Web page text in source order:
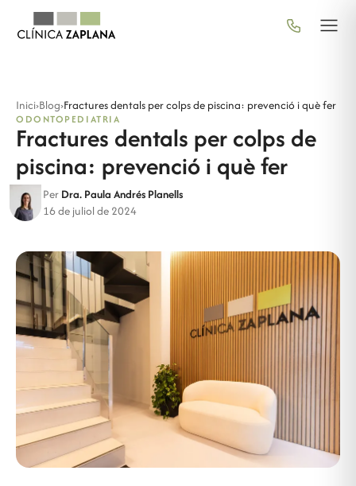
Inici›Blog›Fractures dentals per colps de piscina: prevenció i què fer
ODONTOPEDIATRIA
Fractures dentals per colps de
piscina: prevenció i què fer
Per Dra. Paula Andrés Planells
16 de juliol de 2024